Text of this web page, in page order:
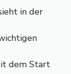
in der
dem Start